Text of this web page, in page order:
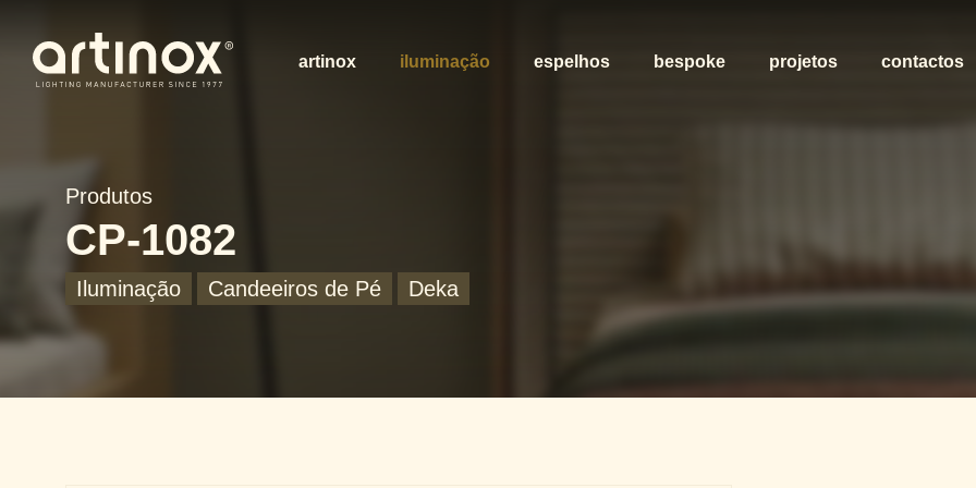
artinox iluminação espelhos bespoke projetos contactos
Produtos
CP-1082
Iluminação Candeeiros de Pé Deka